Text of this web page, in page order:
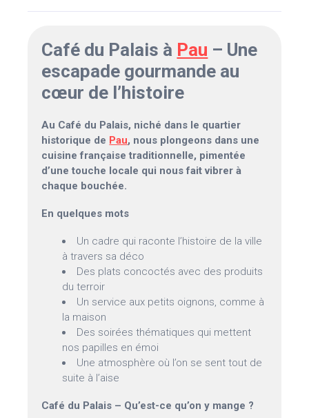
Café du Palais à Pau – Une
escapade gourmande au
cœur de l’histoire
Au Café du Palais, niché dans le quartier
historique de Pau, nous plongeons dans une
cuisine française traditionnelle, pimentée
d’une touche locale qui nous fait vibrer à
chaque bouchée.
En quelques mots
Un cadre qui raconte l’histoire de la ville
à travers sa déco
Des plats concoctés avec des produits
du terroir
Un service aux petits oignons, comme à
la maison
Des soirées thématiques qui mettent
nos papilles en émoi
Une atmosphère où l’on se sent tout de
suite à l’aise
Café du Palais – Qu’est-ce qu’on y mange ?